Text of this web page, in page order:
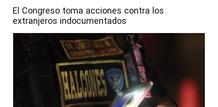
El Congreso toma acciones contra los
extranjeros indocumentados